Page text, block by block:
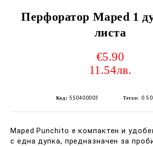
Перфоратор Maped 1
листа
€5.90
11.54лв.
Код: 550400003 Тегло:
Maped Punchito е компактен и
с една дупка, предназначен за